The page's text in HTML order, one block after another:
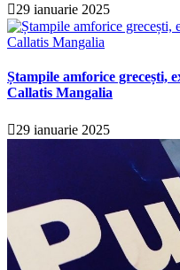
29 ianuarie 2025
Ștampile amforice grecești,
Callatis Mangalia
29 ianuarie 2025